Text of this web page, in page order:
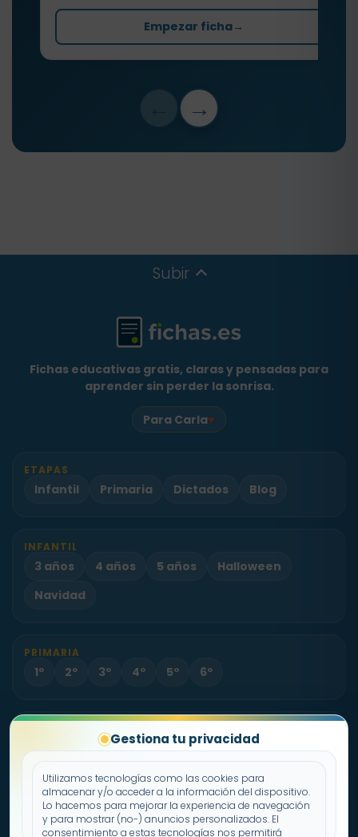
Gestiona tu privacidad
Utilizamos tecnologías como las cookies para
almacenar y/o acceder a la información del dispositivo.
Lo hacemos para mejorar la experiencia de navegación
y para mostrar (no-) anuncios personalizados. El
consentimiento a estas tecnologías nos permitirá
Empezar ficha→
→
Subir
Fichas educativas gratis, claras y pensadas para
aprender sin perder la sonrisa.
Para Carla♥
ETAPAS
Infantil Primaria Dictados Blog
INFANTIL
3 años 4 años 5 años
Halloween
Navidad
PRIMARIA
1º 2º 3º 4º 5º 6º
Sobre Fichas.es Contacto
Política de cookies